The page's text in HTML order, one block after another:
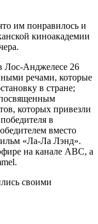
им понравилось и
киноакадемии
Лос-Анджелесе 26
речами, которые
в стране;
которых привезли
в
вместо
«Ла-Ла Лэнд».
на канале ABC, а
своими